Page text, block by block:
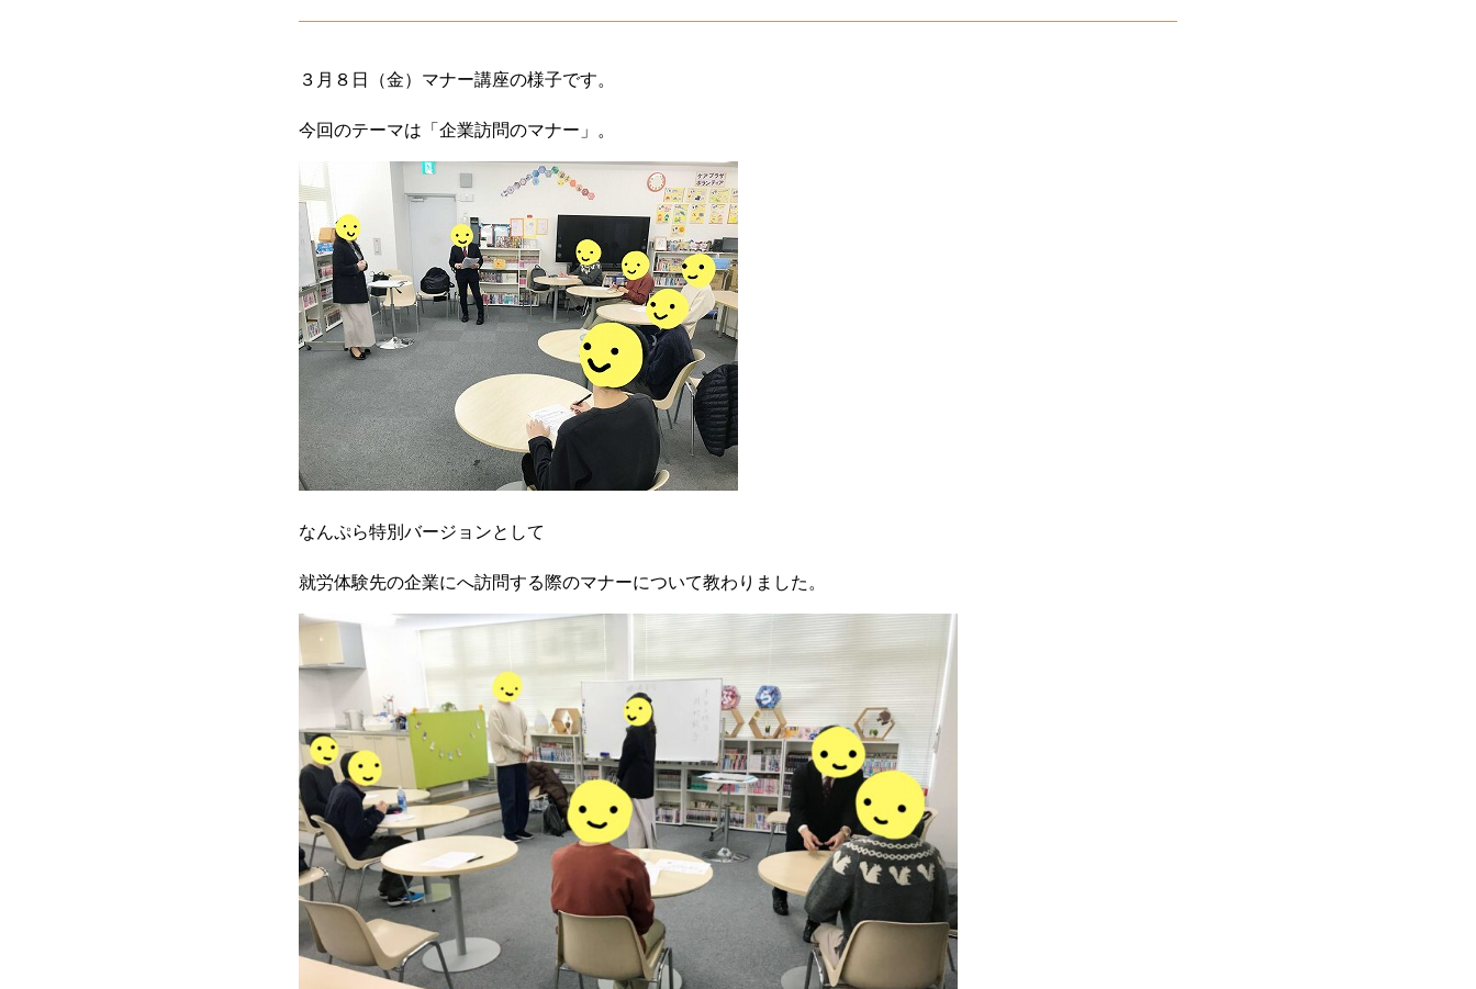
３月８日（金）マナー講座の様子です。
今回のテーマは「企業訪問のマナー」。
なんぷら特別バージョンとして
就労体験先の企業にへ訪問する際のマナーについて教わりました。